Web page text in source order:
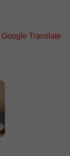
Google Translate